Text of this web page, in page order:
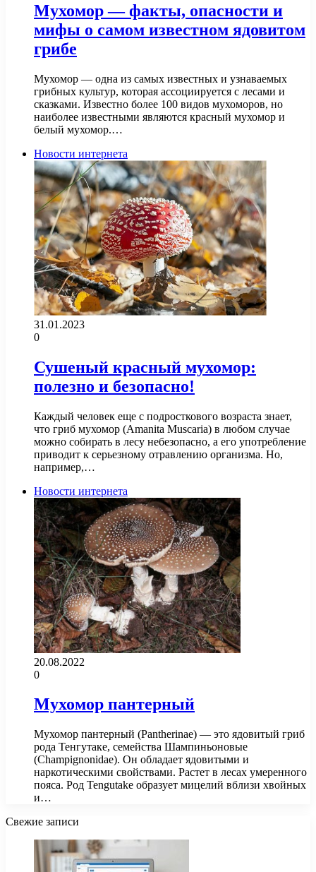
Мухомор — факты, опасности и
мифы о самом известном ядовитом
грибе
Мухомор — одна из самых известных и узнаваемых
грибных культур, которая ассоциируется с лесами и
сказками. Известно более 100 видов мухоморов, но
наиболее известными являются красный мухомор и
белый мухомор.…
Новости интернета
31.01.2023
0
Сушеный красный мухомор:
полезно и безопасно!
Каждый человек еще с подросткового возраста знает,
что гриб мухомор (Amanita Muscaria) в любом случае
можно собирать в лесу небезопасно, а его употребление
приводит к серьезному отравлению организма. Но,
например,…
Новости интернета
20.08.2022
0
Мухомор пантерный
Мухомор пантерный (Pantherinae) — это ядовитый гриб
рода Тенгутаке, семейства Шампиньоновые
(Champignonidae). Он обладает ядовитыми и
наркотическими свойствами. Растет в лесах умеренного
пояса. Род Tengutake образует мицелий вблизи хвойных
и…
Свежие записи